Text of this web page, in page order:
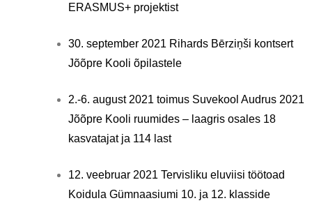
ERASMUS+ projektist
30. september 2021 Rihards Bērziņši kontsert
Jõõpre Kooli õpilastele
2.-6. august 2021 toimus Suvekool Audrus 2021
Jõõpre Kooli ruumides – laagris osales 18
kasvatajat ja 114 last
12. veebruar 2021 Tervisliku eluviisi töötoad
Koidula Gümnaasiumi 10. ja 12. klasside